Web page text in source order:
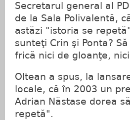
Secretarul general al
de la Sala Polivalentă,
astăzi "istoria se
sunteţi Crin şi Ponta?
frică nici de gloanţe, nici
Oltean a spus, la
locale, că în 2003 un
Adrian Năstase dorea
repetă".